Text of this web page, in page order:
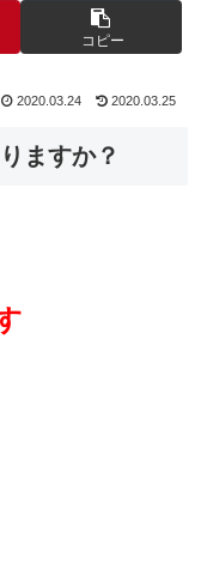
コピー
2020.03.24 2020.03.25
ますか？